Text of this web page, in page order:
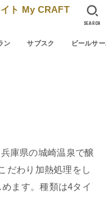
ン サブスク ビールサ
SEARCH
庫県の城崎温泉で醸
だわり加熱処理をし
ます。種類は4タイ